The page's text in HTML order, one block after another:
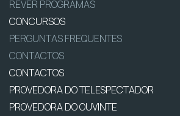
REVER PROGRAMAS
CONCURSOS
PERGUNTAS FREQUENTES
CONTACTOS
CONTACTOS
PROVEDORA DO TELESPECTADOR
PROVEDORA DO OUVINTE